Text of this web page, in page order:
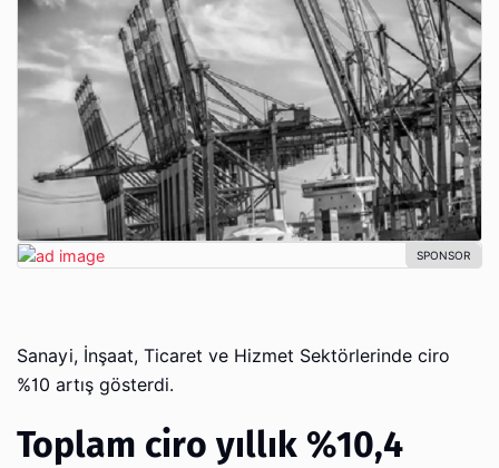
Sanayi, İnşaat, Ticaret ve Hizmet Sektörlerinde ciro
%10 artış gösterdi.
Toplam ciro yıllık %10,4